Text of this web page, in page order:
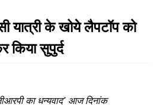
यात्री के खोये लैपटॉप को
किया सुपुर्द
जीआरपी का धन्यवाद* आज दिनांक